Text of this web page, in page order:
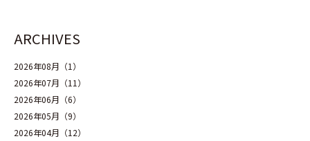
ARCHIVES
2026年08月（1）
2026年07月（11）
2026年06月（6）
2026年05月（9）
2026年04月（12）